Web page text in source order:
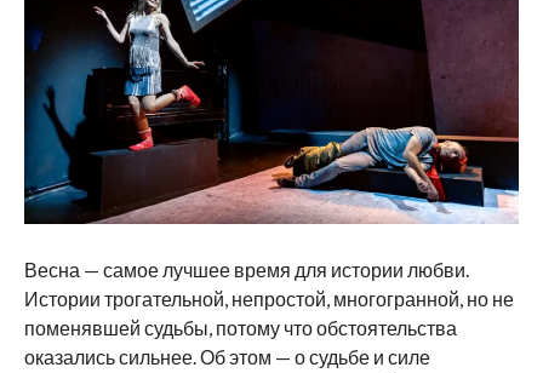
Весна — самое лучшее время для истории любви.
Истории трогательной, непростой, многогранной, но не
поменявшей судьбы, потому что обстоятельства
оказались сильнее. Об этом — о судьбе и силе